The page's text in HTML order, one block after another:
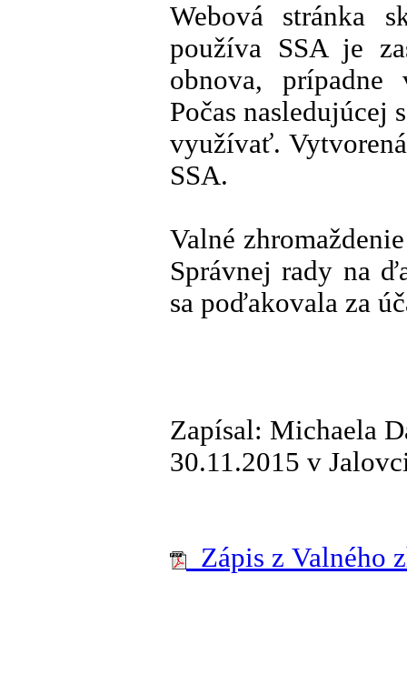
Webová stránka
používa SSA je
obnova, prípadne
Počas nasledujúcej
využívať.
SSA.
Valné
Správnej rady na
sa poďakovala za
Zapísal: Michaela
30.11.2015 v
Zápis z Valného